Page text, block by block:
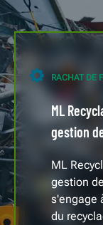
RACHAT DE
ML
gestion
ML
gestion
s'engage
du